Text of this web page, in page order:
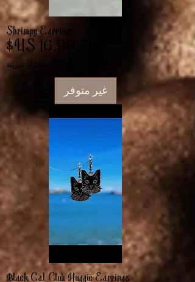
Shrimpy Earrings
السعر
مستثناة ضريبة
غير متوفر
Black Cat Club Huggie Earrings